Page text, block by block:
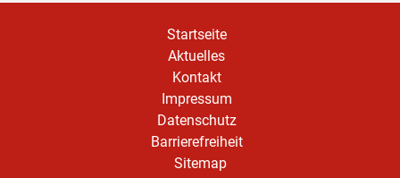
Startseite
Aktuelles
Kontakt
Impressum
Datenschutz
Barrierefreiheit
Sitemap